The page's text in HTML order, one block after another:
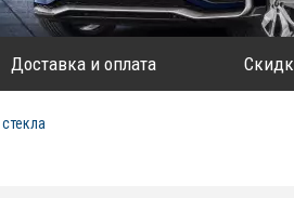
Доставка и оплата